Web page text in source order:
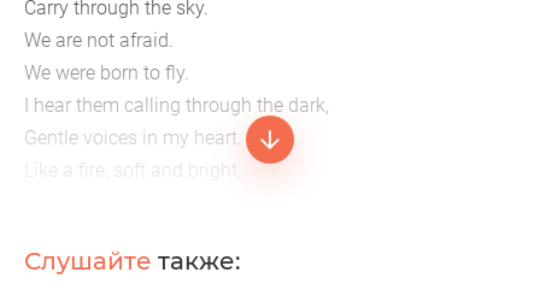
Carry through the sky.
We are not afraid.
We were born to fly.
I hear them calling through the dark,
Gentle voices in my heart.
Like a fire, soft and bright,
Слушайте также: